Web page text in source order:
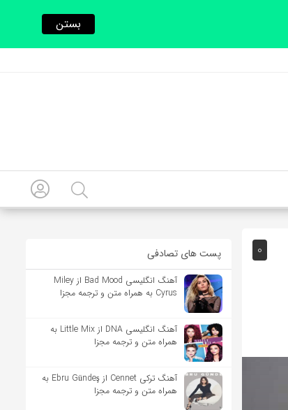
0 پست های تصادفی
آهنگ انگلیسی Bad Mood از Miley
Cyrus به همراه متن و ترجمه مجزا
آهنگ انگلیسی DNA از Little Mix به
همراه متن و ترجمه مجزا
آهنگ ترکی Cennet از Ebru Gündeş به
همراه متن و ترجمه مجزا
بستن